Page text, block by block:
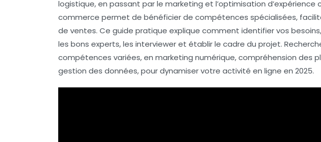
logistique, en passant par le marketing et l’optimisation d’expérience
commerce permet de bénéficier de compétences spécialisées,
de ventes. Ce guide pratique explique comment identifier vos
les bons experts, les interviewer et établir le cadre du projet.
compétences variées, en marketing numérique, compréhension des
gestion des données, pour dynamiser votre activité en ligne en 2025.